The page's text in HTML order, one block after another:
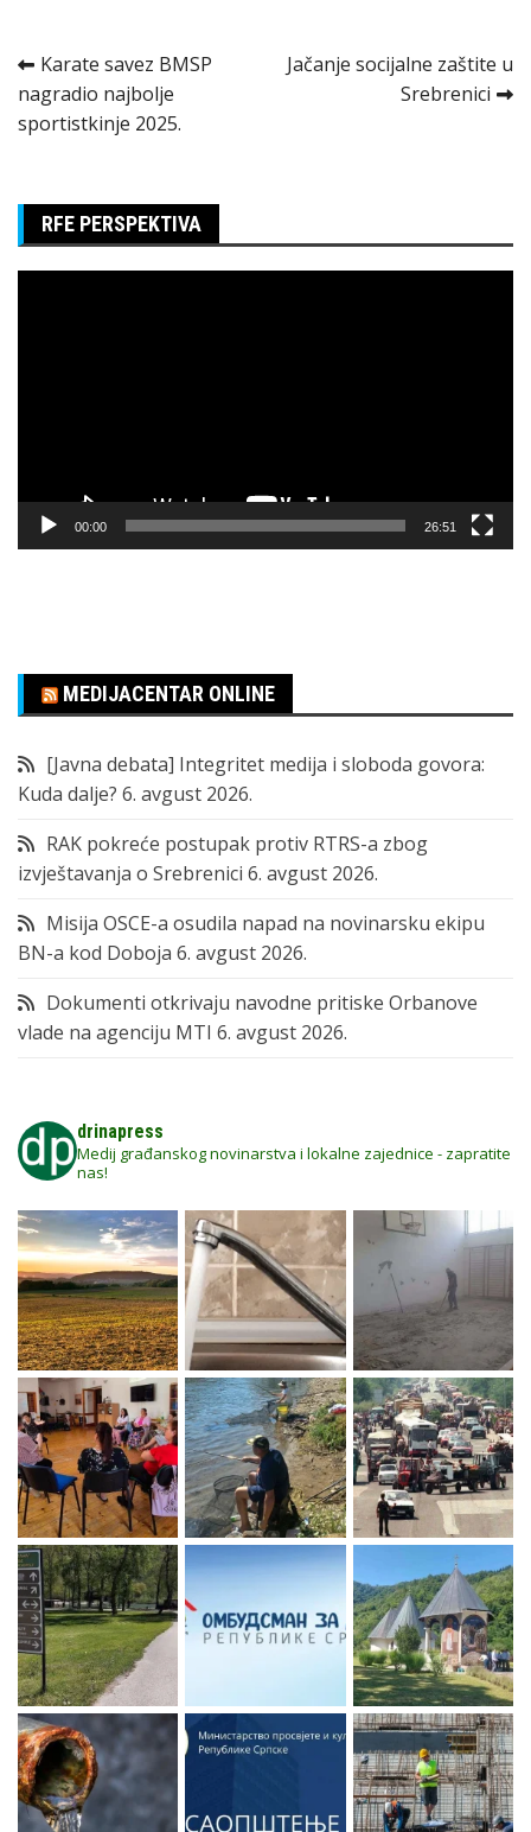
Kretanje
članka
Karate savez BMSP
nagradio najbolje
sportistkinje 2025.
Jačanje socijalne zaštite u
Srebrenici
RFE PERSPEKTIVA
00:00 26:51
MEDIJACENTAR ONLINE
[Javna debata] Integritet medija i sloboda govora:
Kuda dalje? 6. avgust 2026.
RAK pokreće postupak protiv RTRS-a zbog
izvještavanja o Srebrenici 6. avgust 2026.
Misija OSCE-a osudila napad na novinarsku ekipu
BN-a kod Doboja 6. avgust 2026.
Dokumenti otkrivaju navodne pritiske Orbanove
vlade na agenciju MTI 6. avgust 2026.
drinapress
Medij građanskog novinarstva i lokalne zajednice - zapratite
nas!